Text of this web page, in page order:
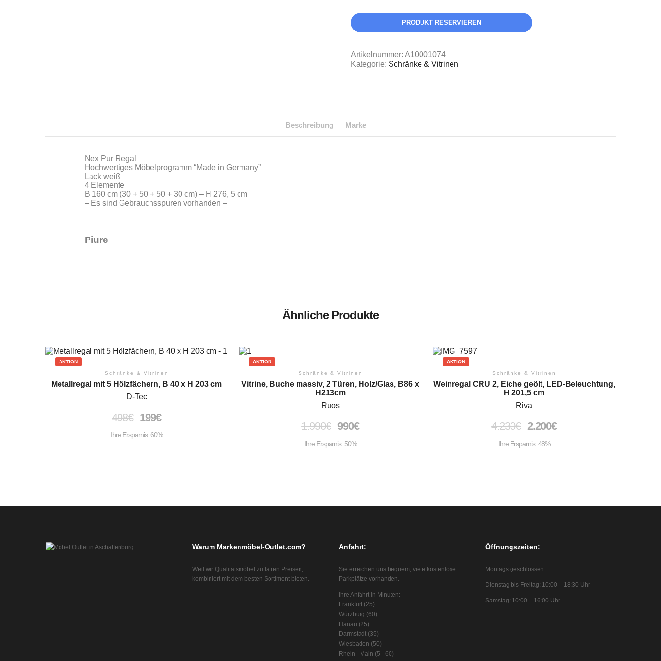
PRODUKT RESERVIEREN
Artikelnummer:A10001074
Kategorie: Schränke & Vitrinen
Beschreibung Marke
Nex Pur Regal
Hochwertiges Möbelprogramm “Made in Germany”
Lack weiß
4 Elemente
B 160 cm (30 + 50 + 50 + 30 cm) – H 276, 5 cm
– Es sind Gebrauchsspuren vorhanden –
Piure
Ähnliche Produkte
AKTION
Schränke & Vitrinen
Metallregal mit 5 Hölzfächern, B 40 x H 203 cm
D-Tec
498€ 199€
Ihre Ersparnis: 60%
AKTION
Schränke & Vitrinen
Vitrine, Buche massiv, 2 Türen, Holz/Glas, B86 x
H213cm
Ruos
1.990€ 990€
Ihre Ersparnis: 50%
AKTION
Schränke & Vitrinen
Weinregal CRU 2, Eiche geölt, LED-Beleuchtung,
H 201,5 cm
Riva
4.230€ 2.200€
Ihre Ersparnis: 48%
Warum Markenmöbel-Outlet.com?
Weil wir Qualitätsmöbel zu fairen Preisen,
kombiniert mit dem besten Sortiment bieten.
Anfahrt:
Sie erreichen uns bequem, viele kostenlose
Parkplätze vorhanden.
Ihre Anfahrt in Minuten:
Frankfurt (25)
Würzburg (60)
Hanau (25)
Darmstadt (35)
Wiesbaden (50)
Rhein - Main (5 - 60)
Öffnungszeiten:
Montags geschlossen
Dienstag bis Freitag: 10:00 – 18:30 Uhr
Samstag: 10:00 – 16:00 Uhr